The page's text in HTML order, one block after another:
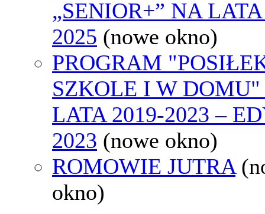
„SENIOR+” NA
2025 (nowe okno)
PROGRAM
SZKOLE I W
LATA 2019-2023 –
2023 (nowe okno)
ROMOWIE JUTRA
okno)